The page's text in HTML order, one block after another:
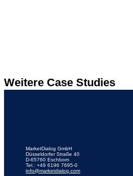
Weitere Case Studies
MarketDialog GmbH
Düsseldorfer Straße 40
D-65760 Eschborn
Tel.: +49 6196 7695-0
info@marketdialog.com